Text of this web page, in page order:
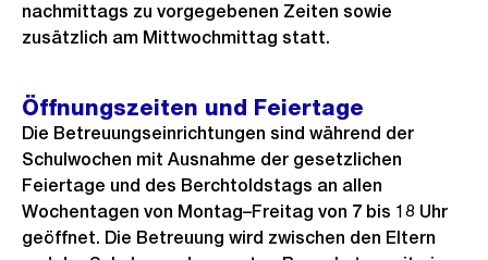
nachmittags zu vorgegebenen Zeiten sowie
zusätzlich am Mittwochmittag statt.
Öffnungszeiten und Feiertage
Die Betreuungseinrichtungen sind während der
Schulwochen mit Ausnahme der gesetzlichen
Feiertage und des Berchtoldstags an allen
Wochentagen von Montag–Freitag von 7 bis 18 Uhr
geöffnet. Die Betreuung wird zwischen den Eltern